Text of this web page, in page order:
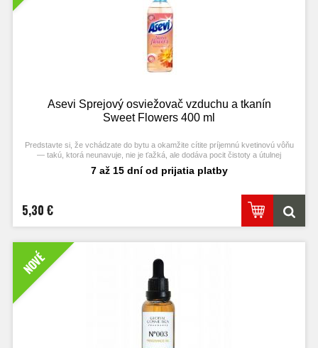
Asevi Sprejový osviežovač vzduchu a tkanín
Sweet Flowers 400 ml
Predstavte si, že vchádzate do bytu a okamžite cítite príjemnú kvetinovú vôňu
— takú, ktorá neunavuje, nie je ťažká, ale dodáva pocit čistoty a útulnej
atmosféry. Presne takýto efekt prináša Asevi Sweet Flowers.
Je to osviežovač vzduchu a sprej na tkaniny v jednom, ktorý v priebehu
7 až 15 dní od prijatia platby
5,30 €
NOVÉ